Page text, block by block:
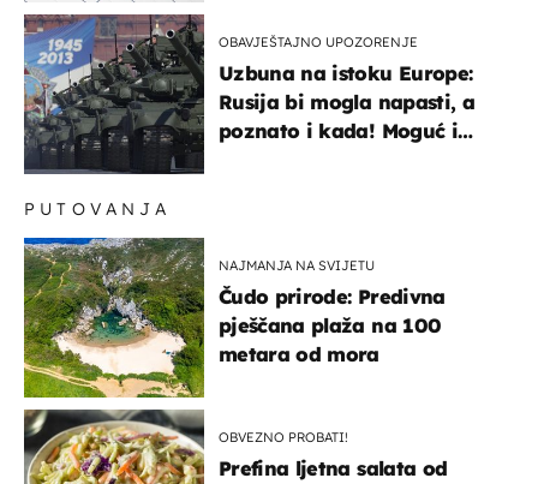
OBAVJEŠTAJNO UPOZORENJE
Uzbuna na istoku Europe:
Rusija bi mogla napasti, a
poznato i kada! Moguć i
PUTOVANJA
NAJMANJA NA SVIJETU
Čudo prirode: Predivna
pješčana plaža na 100
metara od mora
OBVEZNO PROBATI!
Prefina ljetna salata od